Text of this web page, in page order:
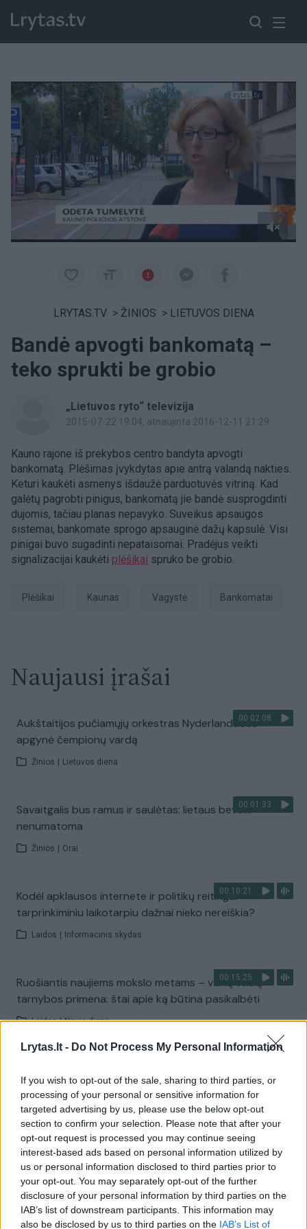
Lrytas.lt - Do Not Process My Personal Information
If you wish to opt-out of the sale, sharing to third parties, or
processing of your personal or sensitive information for
targeted advertising by us, please use the below opt-out
section to confirm your selection. Please note that after your
opt-out request is processed you may continue seeing
interest-based ads based on personal information utilized by
us or personal information disclosed to third parties prior to
your opt-out. You may separately opt-out of the further
disclosure of your personal information by third parties on the
IAB’s list of downstream participants. This information may
also be disclosed by us to third parties on the IAB’s List of
Paremkite Ukrainą
LRYTAS.TV > ŽINIOS > LIETUVOS DIENA
Bandė apvogti bankomatą –
teko sprukti be grobio
„Lietuvos ryto“ televizija
2015-07-22 19:04, atnaujinta 2016-12-11 21:29
Kauno rajone iš prekybos centro bandyta apvogti
bankomatą. Plėšimas įvykdytas apie antrą valandą nakties.
Keturi kaukėti asmenys išdaužė parduotuvės vitriną. Kad
galėtų pagrobti pinigus, bankomatą jie bandė susprogdinti
dujomis, tačiau planas nepavyko. Suveikus apsaugos
sistemai, bankomate sprogo apsauginė dažų kapsulė. Visi
pinigai buvo sugadinti nepataisomai. Pradėjus veikti
signalizacijai kaukėti plėšikai spruko be grobio.
plėšikai Kaunas Vagystė bankomatai
Naujausi įrašai
00:02:08
Aukštaitijos pučiamųjų orkestras Nyderlanduose
apgynė čempionų vardą
Žinios Lietuvos diena
00:01:33
Savaitgalis bus ramus ir saulėtas: lietaus beveik
nenumatoma
Žinios Orai
00:10:21
Kodėl apklausos internete ir politikų reitingai
tarprinkiminiu laikotarpiu dažnai nieko nereiškia?
Laidos Informacinis skydas
00:15:25
Ruošiantis naujiems mokslo metams – vaikų teisių
tarnybos primena: štai apie ką būtina pasikalbėti
Laidos | Nauja diena
Žiūrimiausi įrašai
00:00:30
Vaizdai iš tragiškos avarijos Vilniaus r.: dviejų moterų ir
vaiko gyvybių išgelbėti nepavyko
Žinios | Lietuvos diena